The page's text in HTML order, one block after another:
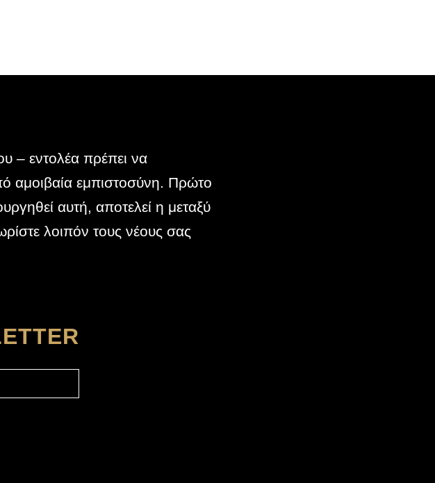
– εντολέα πρέπει να
αμοιβαία εμπιστοσύνη. Πρώτο
αυτή, αποτελεί η μεταξύ
λοιπόν τους νέους σας